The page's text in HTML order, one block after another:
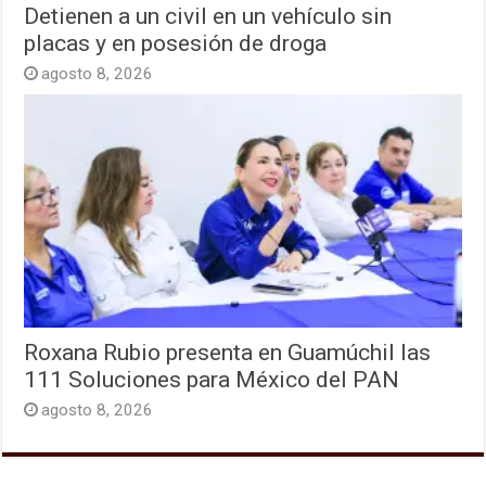
Detienen a un civil en un vehículo sin
placas y en posesión de droga
agosto 8, 2026
Roxana Rubio presenta en Guamúchil las
111 Soluciones para México del PAN
agosto 8, 2026